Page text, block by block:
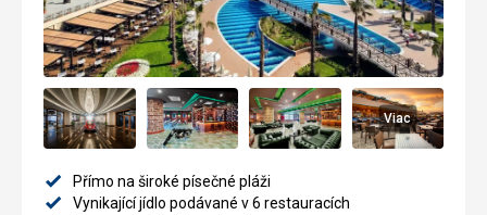
Viac
Přímo na široké písečné pláži
Vynikající jídlo podávané v 6 restauracích